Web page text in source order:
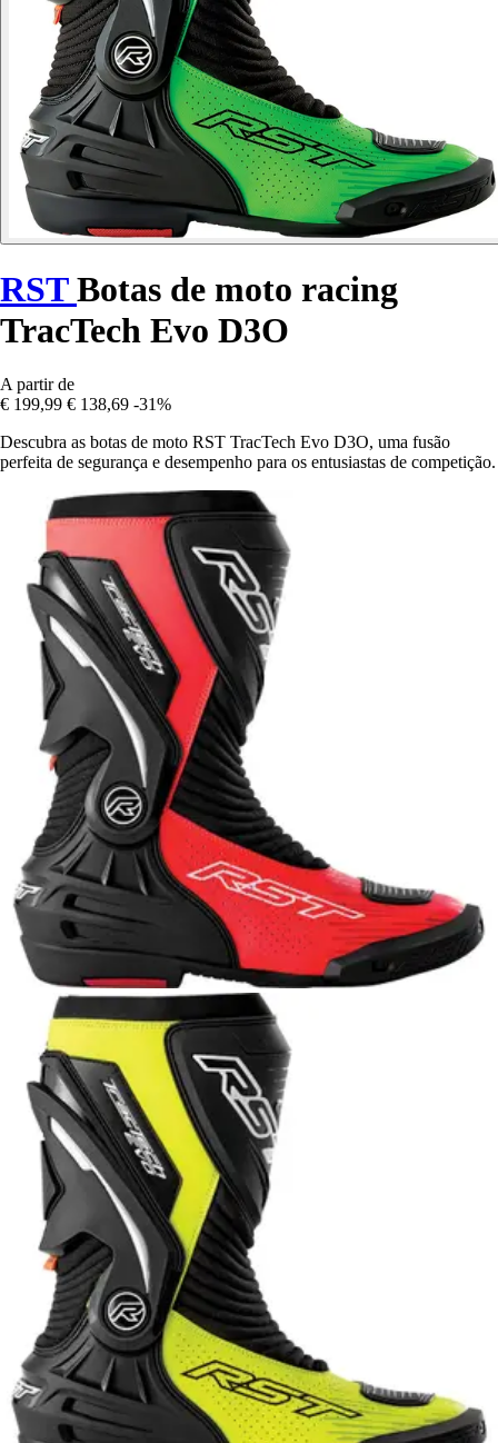
RSTBotas de moto racing
TracTech Evo D3O
A partir de
€ 199,99 € 138,69 -31%
Descubra as botas de moto RST TracTech Evo D3O, uma fusão
perfeita de segurança e desempenho para os entusiastas de competição.